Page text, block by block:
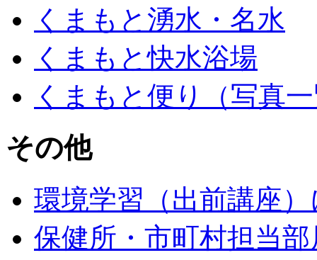
くまもと湧水・名水
くまもと快水浴場
くまもと便り（写真
その他
環境学習（出前講座
保健所・市町村担当部